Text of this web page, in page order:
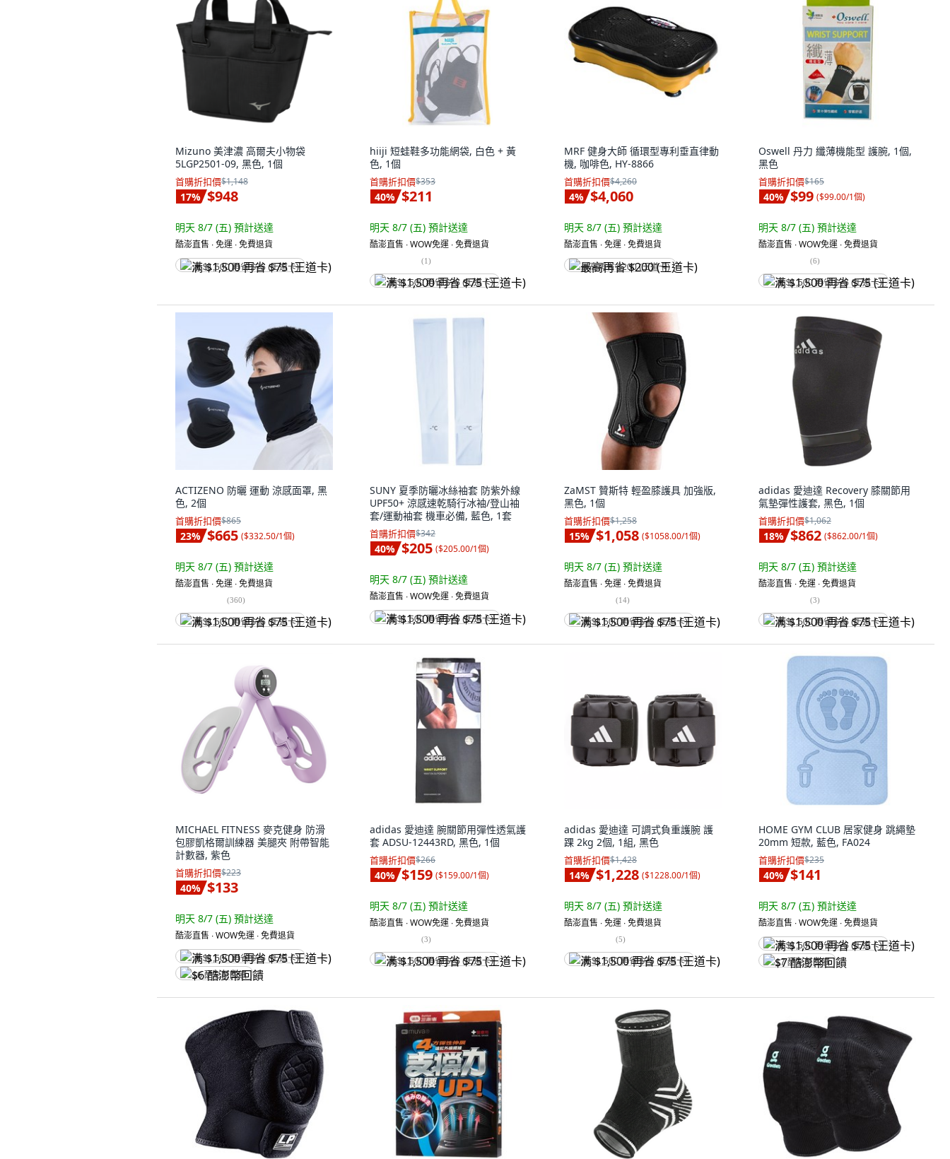
Mizuno 美津濃 高爾夫小物袋
5LGP2501-09, 黑色, 1個
首購折扣價$1,148
17% $948
明天 8/7 (五) 預計送達
酷澎直售 ∙ 免運 ∙ 免費退貨
满 $1,500 再省 $75 (王道卡)
hiiji 短蛙鞋多功能網袋, 白色 + 黃
色, 1個
首購折扣價$353
40% $211
明天 8/7 (五) 預計送達
酷澎直售 ∙ WOW免運 ∙ 免費退貨
(1)
满 $1,500 再省 $75 (王道卡)
MRF 健身大師 循環型專利垂直律動
機, 咖啡色, HY-8866
首購折扣價$4,260
4% $4,060
明天 8/7 (五) 預計送達
酷澎直售 ∙ 免運 ∙ 免費退貨
最高再省 $200 (王道卡)
Oswell 丹力 纖薄機能型 護腕, 1個,
黑色
首購折扣價$165
40% $99 ($99.00/1個)
明天 8/7 (五) 預計送達
酷澎直售 ∙ WOW免運 ∙ 免費退貨
(6)
满 $1,500 再省 $75 (王道卡)
ACTIZENO 防曬 運動 涼感面罩, 黑
色, 2個
首購折扣價$865
23% $665 ($332.50/1個)
明天 8/7 (五) 預計送達
酷澎直售 ∙ 免運 ∙ 免費退貨
(360)
满 $1,500 再省 $75 (王道卡)
SUNY 夏季防曬冰絲袖套 防紫外線
UPF50+ 涼感速乾騎行冰袖/登山袖
套/運動袖套 機車必備, 藍色, 1套
首購折扣價$342
40% $205 ($205.00/1個)
明天 8/7 (五) 預計送達
酷澎直售 ∙ WOW免運 ∙ 免費退貨
满 $1,500 再省 $75 (王道卡)
ZaMST 贊斯特 輕盈膝護具 加強版,
黑色, 1個
首購折扣價$1,258
15% $1,058 ($1058.00/1個)
明天 8/7 (五) 預計送達
酷澎直售 ∙ 免運 ∙ 免費退貨
(14)
满 $1,500 再省 $75 (王道卡)
adidas 愛迪達 Recovery 膝關節用
氣墊彈性護套, 黑色, 1個
首購折扣價$1,062
18% $862 ($862.00/1個)
明天 8/7 (五) 預計送達
酷澎直售 ∙ 免運 ∙ 免費退貨
(3)
满 $1,500 再省 $75 (王道卡)
MICHAEL FITNESS 麥克健身 防滑
包膠凱格爾訓練器 美腿夾 附帶智能
計數器, 紫色
首購折扣價$223
40% $133
明天 8/7 (五) 預計送達
酷澎直售 ∙ WOW免運 ∙ 免費退貨
满 $1,500 再省 $75 (王道卡)
$6 酷澎幣回饋
adidas 愛迪達 腕關節用彈性透氣護
套 ADSU-12443RD, 黑色, 1個
首購折扣價$266
40% $159 ($159.00/1個)
明天 8/7 (五) 預計送達
酷澎直售 ∙ WOW免運 ∙ 免費退貨
(3)
满 $1,500 再省 $75 (王道卡)
adidas 愛迪達 可調式負重護腕 護
踝 2kg 2個, 1組, 黑色
首購折扣價$1,428
14% $1,228 ($1228.00/1個)
明天 8/7 (五) 預計送達
酷澎直售 ∙ 免運 ∙ 免費退貨
(5)
满 $1,500 再省 $75 (王道卡)
HOME GYM CLUB 居家健身 跳繩墊
20mm 短款, 藍色, FA024
首購折扣價$235
40% $141
明天 8/7 (五) 預計送達
酷澎直售 ∙ WOW免運 ∙ 免費退貨
满 $1,500 再省 $75 (王道卡)
$7 酷澎幣回饋